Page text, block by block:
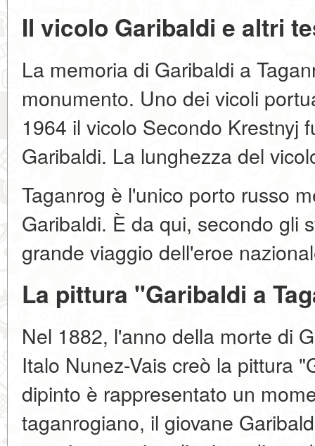
Il vicolo Garibaldi e altri
La memoria di Garibaldi a
monumento. Uno dei vicoli
1964 il vicolo Secondo Krestnyj
Garibaldi. La lunghezza del
Taganrog è l'unico porto russo
Garibaldi. È da qui, secondo gli
grande viaggio dell'eroe
La pittura "Garibaldi a
Nel 1882, l'anno della morte di
Italo Nunez-Vais creò la pittura
dipinto è rappresentato un
taganrogiano, il giovane